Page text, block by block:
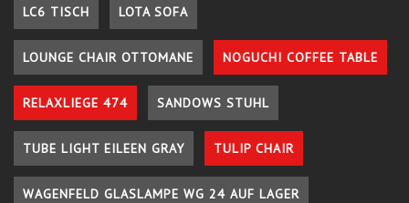
LC6 TISCH LOTA SOFA
LOUNGE CHAIR OTTOMANE NOGUCHI COFFEE TABLE
RELAXLIEGE 474 SANDOWS STUHL
TUBE LIGHT EILEEN GRAY TULIP CHAIR
WAGENFELD GLASLAMPE WG 24 AUF LAGER